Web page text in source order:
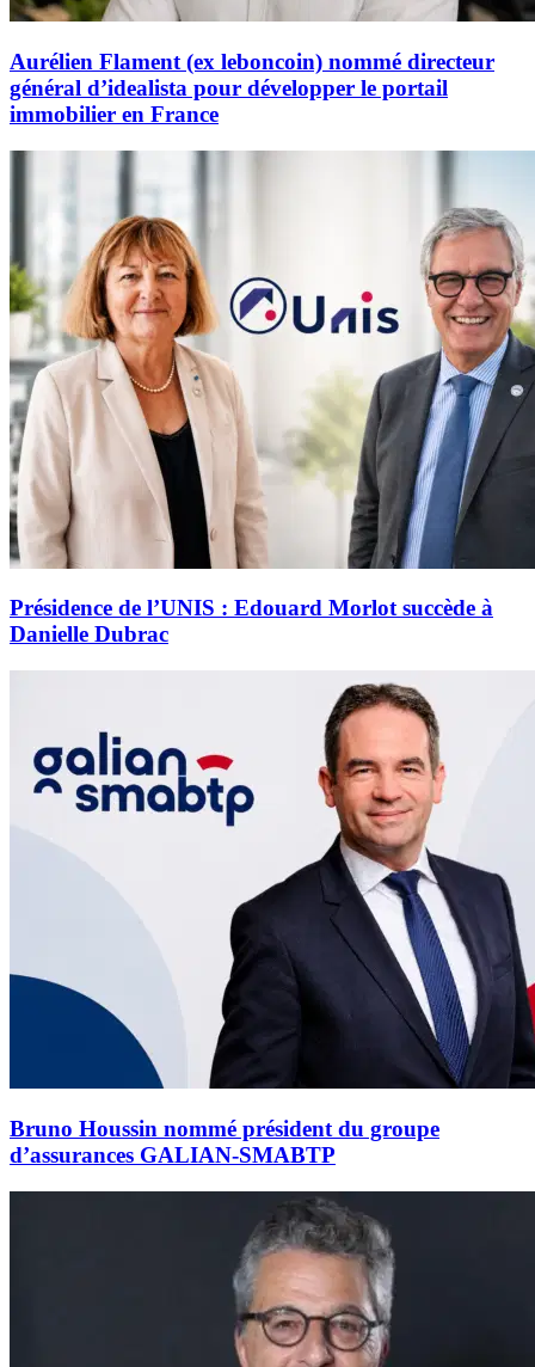
Aurélien Flament (ex leboncoin) nommé directeur
général d’idealista pour développer le portail
immobilier en France
Présidence de l’UNIS : Edouard Morlot succède à
Danielle Dubrac
Bruno Houssin nommé président du groupe
d’assurances GALIAN-SMABTP